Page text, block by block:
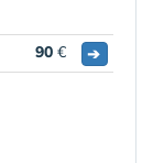
90 € ➔